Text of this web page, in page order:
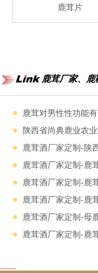
鹿茸片
鹿茸厂家、
鹿茸对男性性功能‌
陕西省尚典鹿业农
鹿茸酒厂家定制-陕
鹿茸酒厂家定制-鹿
鹿茸酒厂家定制-鹿
鹿茸酒厂家定制-鹿
鹿茸酒厂家定制-母
鹿茸酒厂家定制-鹿